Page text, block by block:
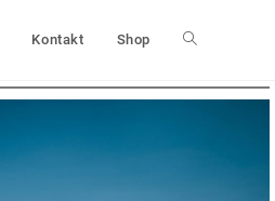
Kontakt Shop